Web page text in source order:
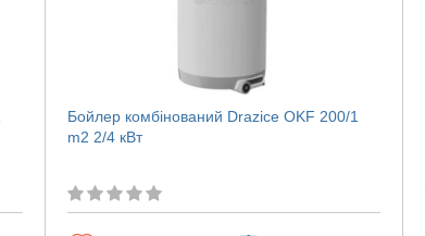
Бойлер комбінований Drazice OKF 200/1
m2 2/4 кВт